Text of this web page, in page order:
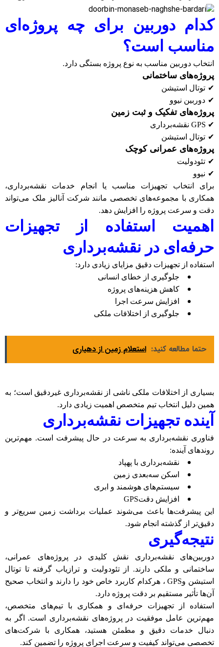
کدام دوربین برای چه پروژه‌ای
مناسب است؟
انتخاب دوربین مناسب به نوع پروژه بستگی دارد.
پروژه‌های ساختمانی
✔ توتال استیشن
✔ دوربین نیوو
پروژه‌های تفکیک و ثبت زمین
✔
GPS نقشه‌برداری
✔ توتال استیشن
پروژه‌های عمرانی کوچک
✔ تئودولیت
✔ نیوو
برای انتخاب تجهیزات مناسب یا انجام خدمات نقشه‌برداری،
همکاری با مجموعه‌های تخصصی مانند شرکت آنالیز ملک می‌تواند
دقت و سرعت پروژه را افزایش دهد.
اهمیت استفاده از تجهیزات
حرفه‌ای در نقشه‌برداری
استفاده از تجهیزات دقیق مزایای زیادی دارد:
جلوگیری از خطای انسانی
کاهش هزینه‌های پروژه
افزایش سرعت اجرا
جلوگیری از اختلافات ملکی
حتما مطالعه کنید: استعلام زمین از دهیاری
بسیاری از اختلافات ملکی ناشی از نقشه‌برداری غیردقیق است؛ به
همین دلیل انتخاب تیم متخصص اهمیت زیادی دارد.
آینده تجهیزات نقشه‌برداری
فناوری نقشه‌برداری به سرعت در حال پیشرفت است. مهم‌ترین
روندهای آینده:
نقشه‌برداری با پهپاد
اسکن سه‌بعدی زمین
سیستم‌های هوشمند و ابری
افزایش دقتGPS
این پیشرفت‌ها باعث می‌شوند عملیات برداشت زمین سریع‌تر و
دقیق‌تر از گذشته انجام شود.
نتیجه‌گیری
دوربین‌های نقشه‌برداری نقش کلیدی در پروژه‌های عمرانی،
ساختمانی و ملکی دارند. از تئودولیت و ترازیاب گرفته تا توتال
استیشن وGPS ، هرکدام کاربرد خاص خود را دارند و انتخاب صحیح
آن‌ها تأثیر مستقیم بر دقت پروژه دارد.
استفاده از تجهیزات حرفه‌ای و همکاری با تیم‌های متخصص،
مهم‌ترین عامل موفقیت در پروژه‌های نقشه‌برداری است. اگر به
دنبال خدمات دقیق و مطمئن هستید، همکاری با شرکت‌های
تخصصی می‌تواند کیفیت و سرعت اجرای پروژه را تضمین کند.